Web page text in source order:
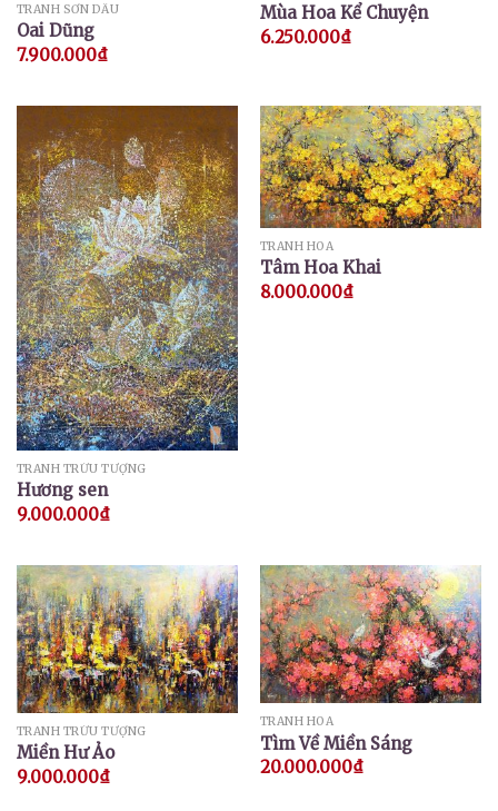
TRANH SƠN DẦU
Oai Dũng
7.900.000₫
Mùa Hoa Kể Chuyện
6.250.000₫
TRANH TRỪU TƯỢNG
Hương sen
9.000.000₫
TRANH HOA
Tâm Hoa Khai
8.000.000₫
TRANH TRỪU TƯỢNG
Miền Hư Ảo
9.000.000₫
TRANH HOA
Tìm Về Miền Sáng
20.000.000₫